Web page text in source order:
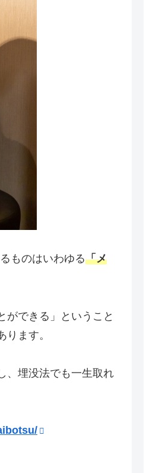
ものはいわゆる「メ
ができる」ということ
ます。
、埋没法でも一生取れ